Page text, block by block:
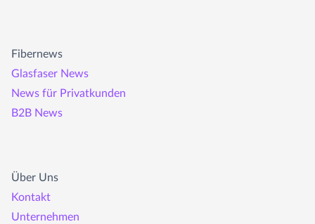
Fibernews
Glasfaser News
News für Privatkunden
B2B News
Über Uns
Kontakt
Unternehmen